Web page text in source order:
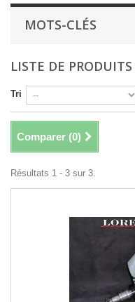
MOTS-CLÉS
LISTE DE
Tri
Comparer (0)
Résultats 1 - 3 sur 3.